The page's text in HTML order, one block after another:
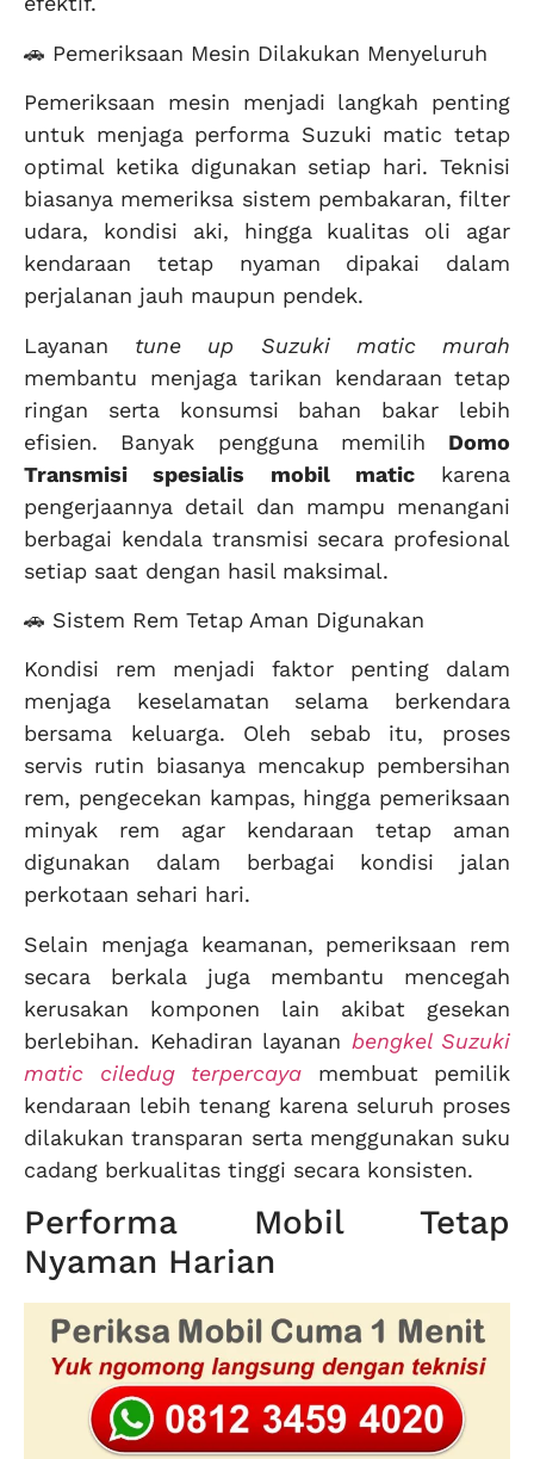
🚗 Pemeriksaan Mesin Dilakukan Menyeluruh
Pemeriksaan mesin menjadi langkah penting
untuk menjaga performa Suzuki matic tetap
optimal ketika digunakan setiap hari. Teknisi
biasanya memeriksa sistem pembakaran, filter
udara, kondisi aki, hingga kualitas oli agar
kendaraan tetap nyaman dipakai dalam
perjalanan jauh maupun pendek.
Layanan tune up Suzuki matic murah
membantu menjaga tarikan kendaraan tetap
ringan serta konsumsi bahan bakar lebih
efisien. Banyak pengguna memilih Domo
Transmisi spesialis mobil matickarena
pengerjaannya detail dan mampu menangani
berbagai kendala transmisi secara profesional
setiap saat dengan hasil maksimal.
🚗 Sistem Rem Tetap Aman Digunakan
Kondisi rem menjadi faktor penting dalam
menjaga keselamatan selama berkendara
bersama keluarga. Oleh sebab itu, proses
servis rutin biasanya mencakup pembersihan
rem, pengecekan kampas, hingga pemeriksaan
minyak rem agar kendaraan tetap aman
digunakan dalam berbagai kondisi jalan
perkotaan sehari hari.
Selain menjaga keamanan, pemeriksaan rem
secara berkala juga membantu mencegah
kerusakan komponen lain akibat gesekan
berlebihan. Kehadiran layanan bengkel Suzuki
matic ciledug terpercaya membuat pemilik
kendaraan lebih tenang karena seluruh proses
dilakukan transparan serta menggunakan suku
cadang berkualitas tinggi secara konsisten.
Performa Mobil Tetap
Nyaman Harian